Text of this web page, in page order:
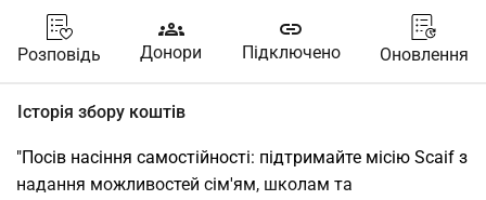
Розповідь
groups
Донори
link
Підключено Оновлення
Історія збору коштів
"Посів насіння самостійності: підтримайте місію Scaif з
надання можливостей сім'ям, школам та